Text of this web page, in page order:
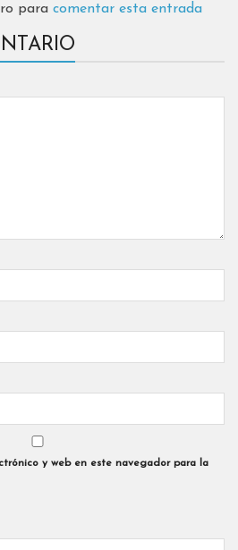
para comentar esta entrada
y web en este navegador para la